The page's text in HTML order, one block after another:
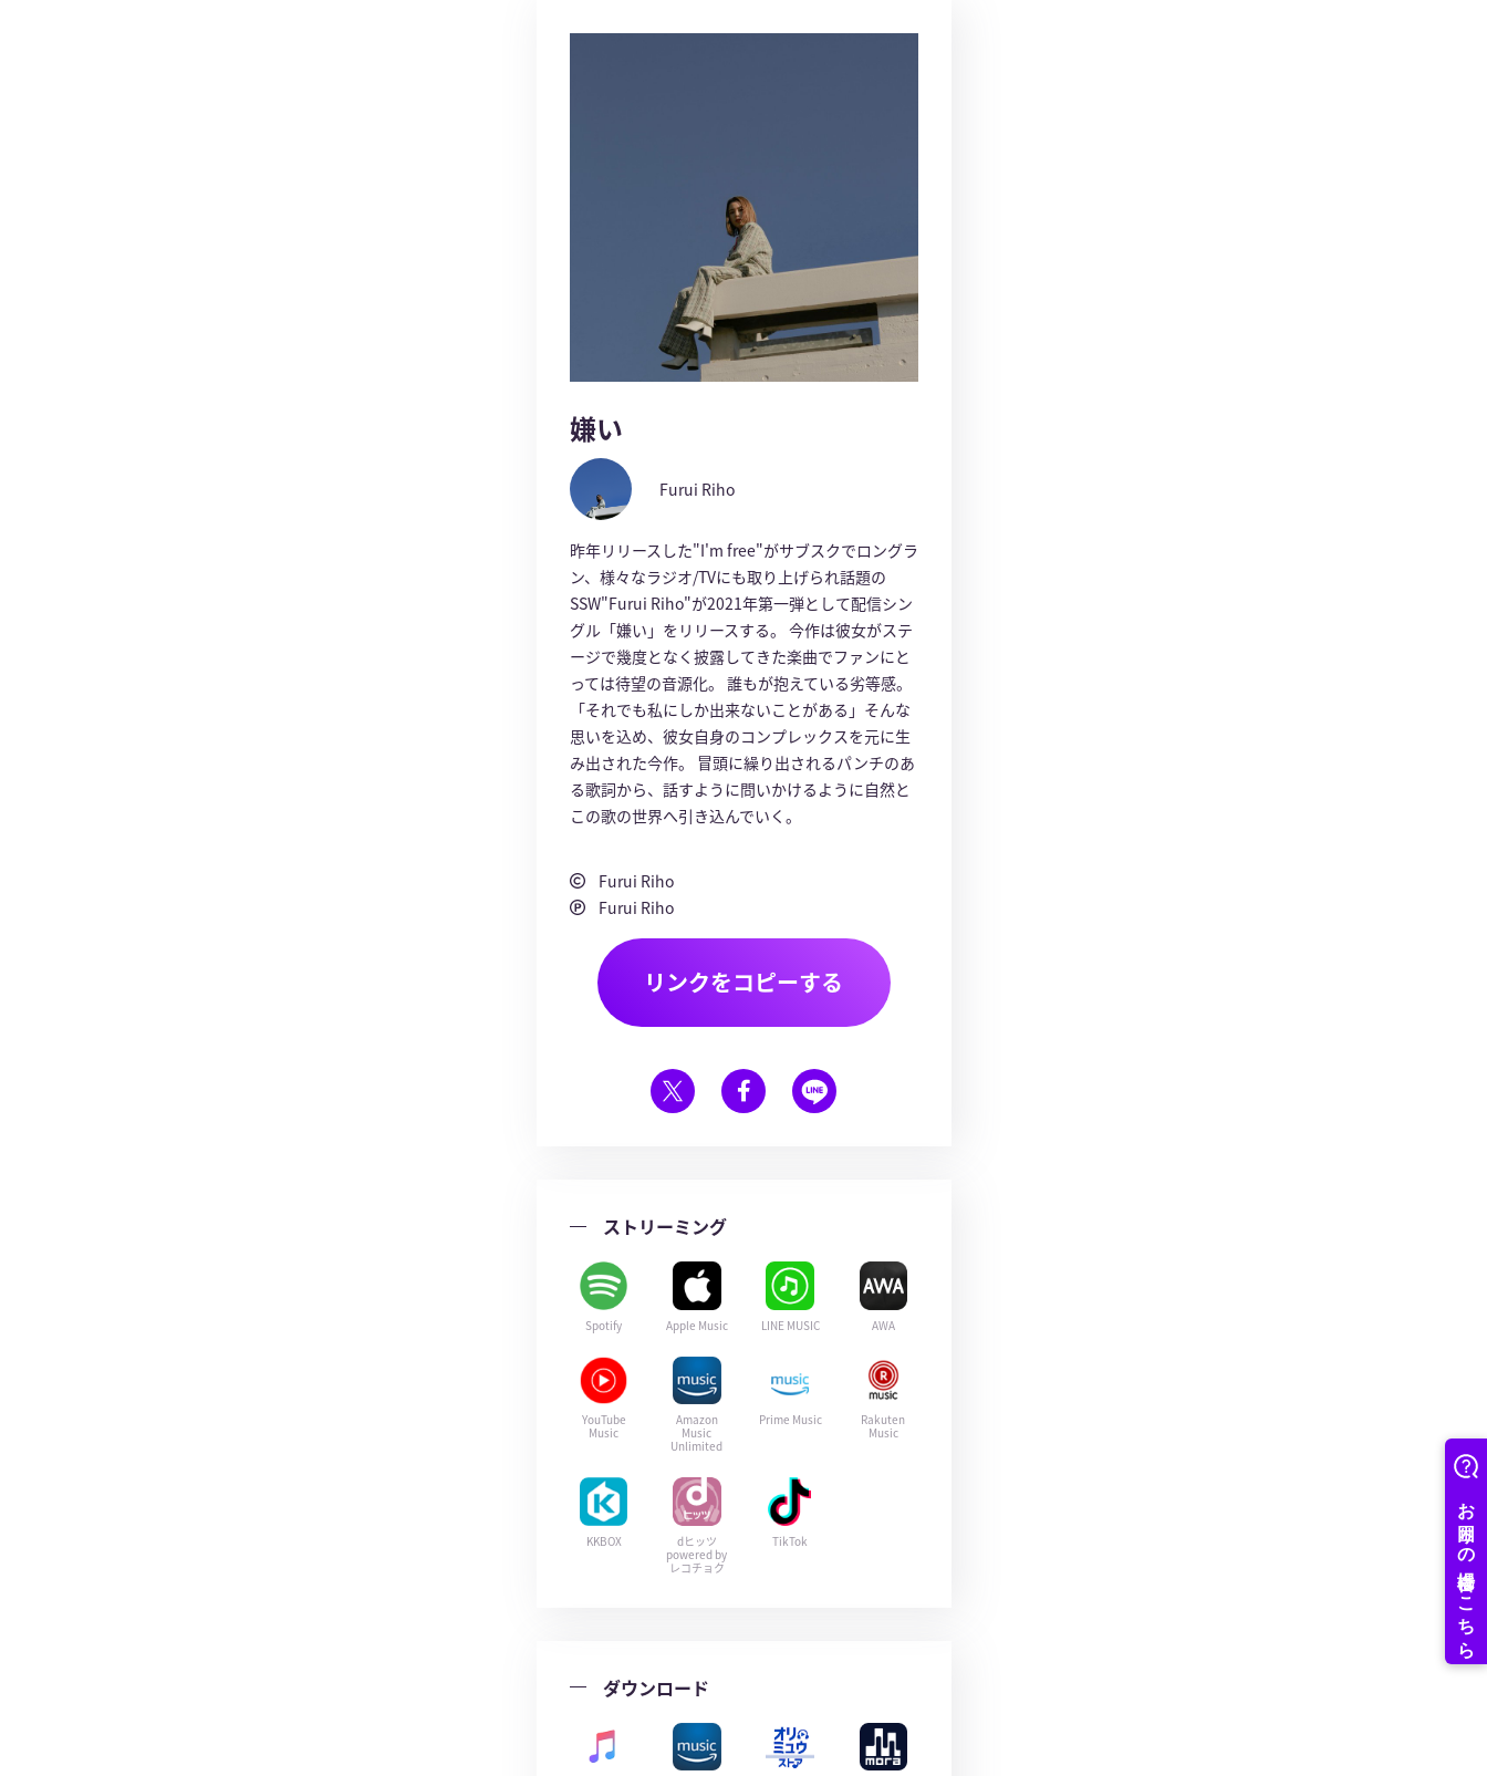
嫌い
Furui Riho
昨年リリースした"I'm free"がサブスクでロングラ
ン、様々なラジオ/TVにも取り上げられ話題の
SSW"Furui Riho"が2021年第一弾として配信シン
グル「嫌い」をリリースする。 今作は彼女がステ
ージで幾度となく披露してきた楽曲でファンにと
っては待望の音源化。 誰もが抱えている劣等感。
「それでも私にしか出来ないことがある」そんな
思いを込め、彼女自身のコンプレックスを元に生
み出された今作。 冒頭に繰り出されるパンチのあ
る歌詞から、話すように問いかけるように自然と
この歌の世界へ引き込んでいく。
Furui Riho
Furui Riho
リンクをコピーする
ストリーミング
Spotify Apple Music LINE MUSIC AWA
YouTube
Music
Amazon
Music
Unlimited
Prime Music
Rakuten
Music
KKBOX
dヒッツ
powered by
レコチョク
TikTok
ダウンロード